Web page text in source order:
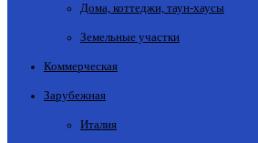
Дома, коттеджи, таун-хаусы
Земельные участки
Коммерческая
Зарубежная
Италия